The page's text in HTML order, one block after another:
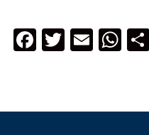
F
e
T
te
E
l
W
ts